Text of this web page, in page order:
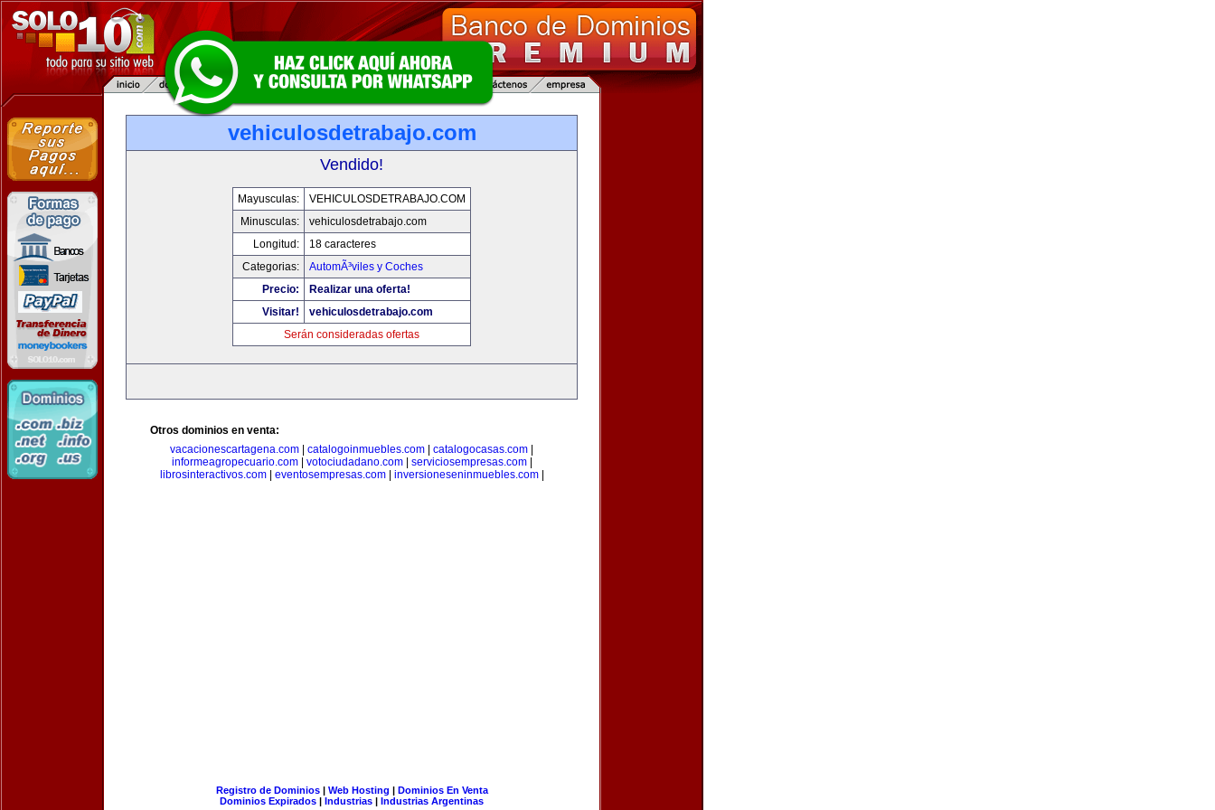
vehiculosdetrabajo.com
Vendido!
Mayusculas:
VEHICULOSDETRABAJO.COM
Minusculas:
vehiculosdetrabajo.com
Longitud:
18 caracteres
Categorias:
AutomÃ³viles y Coches
Precio:
Realizar una oferta!
Visitar!
vehiculosdetrabajo.com
Serán consideradas ofertas
Otros dominios en venta:
vacacionescartagena.com
catalogoinmuebles.com catalogocasas.com
informeagropecuario.com| votociudadano.com| serviciosempresas.com|
librosinteractivos.com| eventosempresas.com| inversioneseninmuebles.com|
Registro de Dominios| Web Hosting | Dominios En Venta
Dominios Expirados | Industrias | Industrias Argentinas